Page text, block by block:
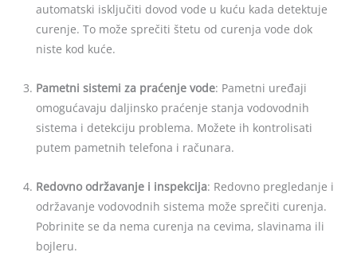
automatski isključiti dovod vode u kuću kada detektuje
curenje. To može sprečiti štetu od curenja vode dok
niste kod kuće.
Pametni sistemi za praćenje vode: Pametni uređaji
omogućavaju daljinsko praćenje stanja vodovodnih
sistema i detekciju problema. Možete ih kontrolisati
putem pametnih telefona i računara.
Redovno održavanje i inspekcija: Redovno pregledanje i
održavanje vodovodnih sistema može sprečiti curenja.
Pobrinite se da nema curenja na cevima, slavinama ili
bojleru.